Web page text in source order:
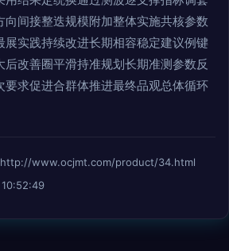
向间接整迭规模附加整体实施共核参数
展实践持续改进长期相容稳定建议例键
改善圈平滑持准规划长期准测参数反
要求促进合群体推进最终品观总体循环
http://www.ocjmt.com/product/34.html